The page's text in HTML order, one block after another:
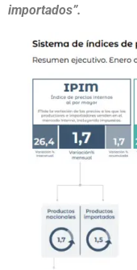
importados”.